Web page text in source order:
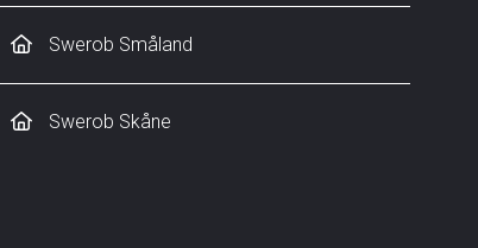
Swerob Småland
Swerob Skåne